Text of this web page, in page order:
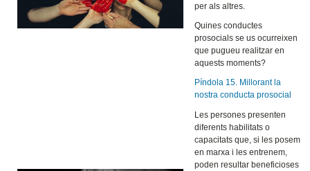
per als altres.
Quines conductes
prosocials se us ocurreixen
que pugueu realitzar en
aquests moments?
Píndola 15. Millorant la
nostra conducta prosocial
Les persones presenten
diferents habilitats o
capacitats que, si les posem
en marxa i les entrenem,
poden resultar beneficioses